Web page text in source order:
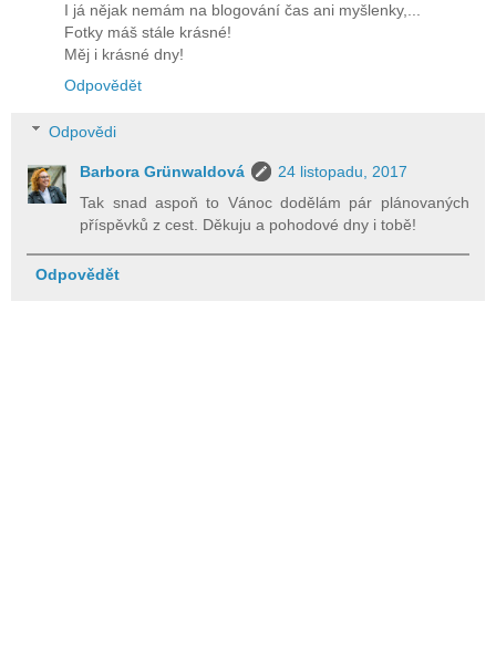
I já nějak nemám na blogování čas ani myšlenky,...
Fotky máš stále krásné!
Měj i krásné dny!
Odpovědět
Odpovědi
Barbora Grünwaldová
24 listopadu, 2017
Tak snad aspoň to Vánoc dodělám pár plánovaných
příspěvků z cest. Děkuju a pohodové dny i tobě!
Odpovědět